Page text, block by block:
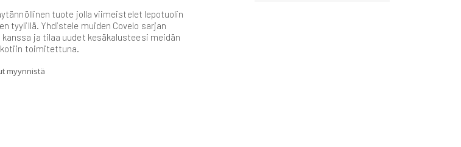
tuote jolla viimeistelet lepotuolin
tyylillä. Yhdistele muiden Covelo sarjan
ja tilaa uudet kesäkalusteesi meidän
toimitettuna.
myynnistä